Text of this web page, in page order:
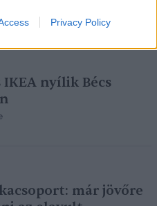
Privacy Policy
nyílik Bécs
már jövőre